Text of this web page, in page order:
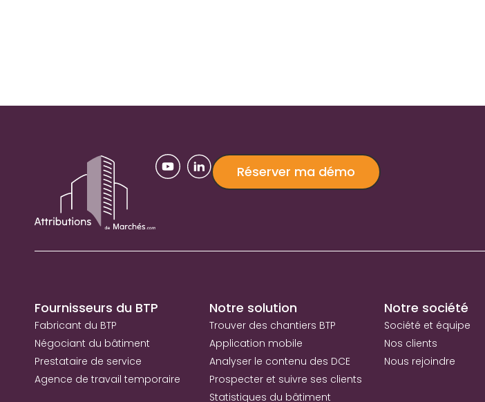
Réserver ma démo
Fournisseurs du BTP
Fabricant du BTP
Négociant du bâtiment
Prestataire de service
Agence de travail temporaire
Notre solution
Trouver des chantiers BTP
Application mobile
Analyser le contenu des DCE
Prospecter et suivre ses clients
Statistiques du bâtiment
Notre société
Société et équipe
Nos clients
Nous rejoindre